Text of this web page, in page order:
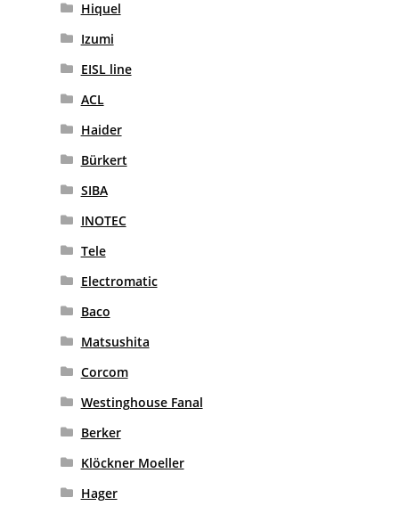
Hiquel
Izumi
EISL line
ACL
Haider
Bürkert
SIBA
INOTEC
Tele
Electromatic
Baco
Matsushita
Corcom
Westinghouse Fanal
Berker
Klöckner Moeller
Hager